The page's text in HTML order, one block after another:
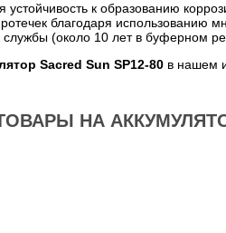
к образованию
благодаря использованию
службы (около 10 лет в буферном
Sacred Sun SP12-80 в нашем
НА АККУМУЛЯТОР